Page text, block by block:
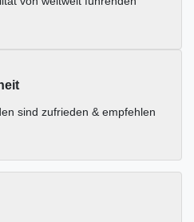
sind zufrieden & empfehlen